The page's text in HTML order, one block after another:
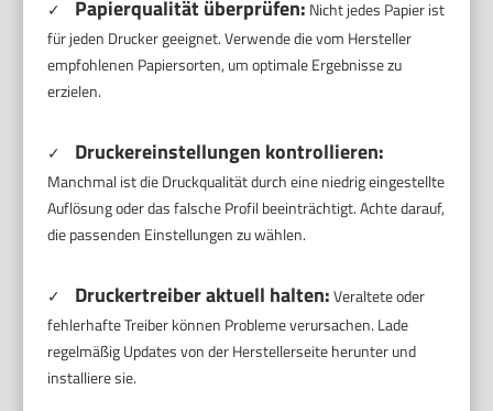
✓ Papierqualität überprüfen: Nicht jedes Papier ist
für jeden Drucker geeignet. Verwende die vom Hersteller
empfohlenen Papiersorten, um optimale Ergebnisse zu
erzielen.
✓ Druckereinstellungen kontrollieren:
Manchmal ist die Druckqualität durch eine niedrig eingestellte
Auflösung oder das falsche Profil beeinträchtigt. Achte darauf,
die passenden Einstellungen zu wählen.
✓ Druckertreiber aktuell halten:Veraltete oder
fehlerhafte Treiber können Probleme verursachen. Lade
regelmäßig Updates von der Herstellerseite herunter und
installiere sie.